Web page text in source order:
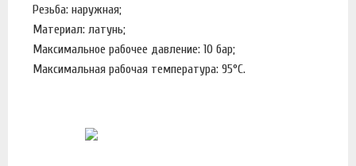
Резьба: наружная;
Материал: латунь;
Максимальное рабочее давление: 10 бар;
Максимальная рабочая температура: 95°С.